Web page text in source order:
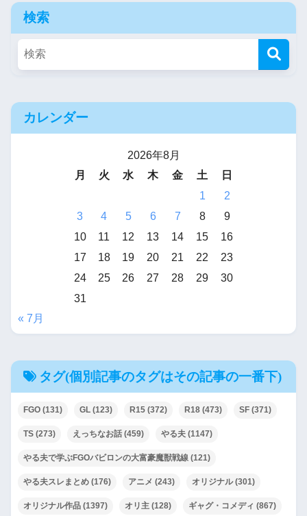
検索
カレンダー
2026年8月
月
火 水 木 金 土
日
1
2
3
4 5 6 7 8
9
10
11 12 13 14 15
16
17
18 19 20 21 22
23
24
25 26 27 28 29
30
31
« 7月
タグ(個別記事のタグはその記事の一番下)
FGO (131) GL (123) R15 (372) R18 (473) SF (371)
TS (273) えっちなお話 (459) やる夫 (1147)
やる夫で学ぶFGOバビロンの大富豪魔獣戦線 (121)
やる夫スレまとめ (176) アニメ (243) オリジナル(301)
オリジナル作品 (1397) オリ主 (128) ギャグ・コメディ (867)